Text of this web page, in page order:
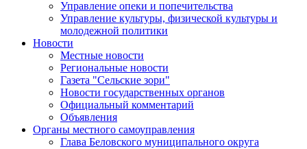
Управление опеки и попечительства
Управление культуры, физической культуры и
молодежной политики
Новости
Местные новости
Региональные новости
Газета "Сельские зори"
Новости государственных органов
Официальный комментарий
Объявления
Органы местного самоуправления
Глава Беловского муниципального округа